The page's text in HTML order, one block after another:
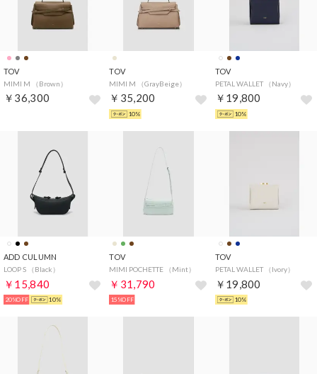
TOV
MIMI M （Brown）
￥36,300
TOV
MIMI M （GrayBeige）
￥35,200
10%
TOV
PETAL WALLET （Navy）
￥19,800
10%
ADD CULUMN
LOOP S （Black）
￥15,840
20%OFF 10%
TOV
MIMI POCHETTE （Mint）
￥31,790
15%OFF
TOV
PETAL WALLET （Ivory）
￥19,800
10%